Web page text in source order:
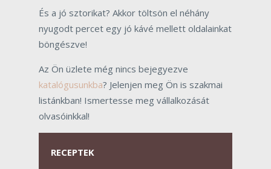
És a jó sztorikat? Akkor töltsön el néhány
nyugodt percet egy jó kávé mellett oldalainkat
böngészve!
Az Ön üzlete még nincs bejegyezve
katalógusunkba? Jelenjen meg Ön is szakmai
listánkban! Ismertesse meg vállalkozását
olvasóinkkal!
RECEPTEK